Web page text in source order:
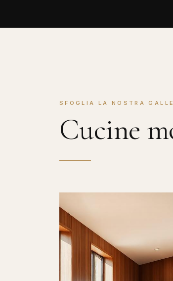
SFOGLIA LA NOSTRA
Cucine